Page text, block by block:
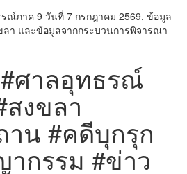
ณ์ภาค 9 วันที่ 7 กรกฎาคม 2569, ข้อมูล
า และข้อมูลจากกระบวนการพิจารณา
ศาลอุทธรณ์
งขลา
น #คดีบุกรุก
กรรม #ข่าว